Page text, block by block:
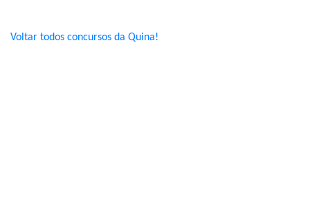
Voltar todos concursos da Quina!